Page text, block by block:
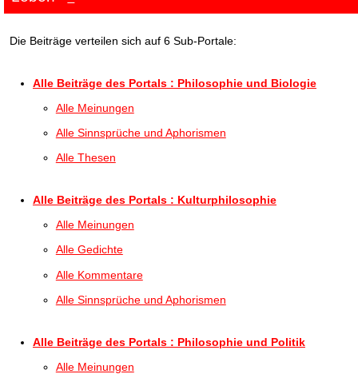
Die Beiträge verteilen sich auf 6 Sub-Portale:
Alle Beiträge des Portals : Philosophie und Biologie
Alle Meinungen
Alle Sinnsprüche und Aphorismen
Alle Thesen
Alle Beiträge des Portals : Kulturphilosophie
Alle Meinungen
Alle Gedichte
Alle Kommentare
Alle Sinnsprüche und Aphorismen
Alle Beiträge des Portals : Philosophie und Politik
Alle Meinungen